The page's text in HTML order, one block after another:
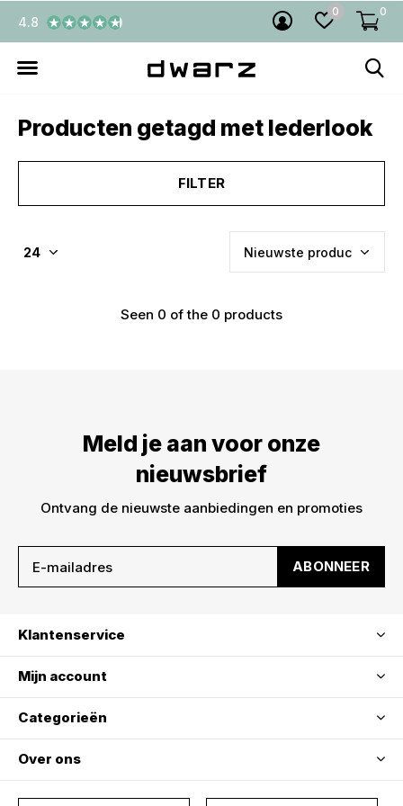
0 0
4.8
Producten getagd met lederlook
FILTER
Seen 0 of the 0 products
Meld je aan voor onze
nieuwsbrief
Ontvang de nieuwste aanbiedingen en promoties
ABONNEER
Klantenservice
Mijn account
Categorieën
Over ons